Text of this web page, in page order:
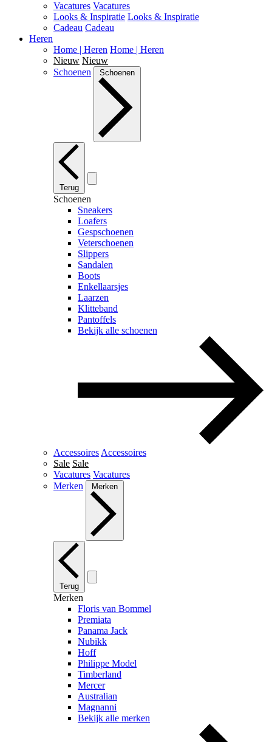
Vacatures Vacatures
Looks & Inspiratie Looks & Inspiratie
Cadeau Cadeau
Heren
Home | Heren Home | Heren
Nieuw Nieuw
Schoenen
Schoenen
Terug
Schoenen
Sneakers
Loafers
Gespschoenen
Veterschoenen
Slippers
Sandalen
Boots
Enkellaarsjes
Laarzen
Klitteband
Pantoffels
Bekijk alle schoenen
Accessoires Accessoires
Sale Sale
Vacatures Vacatures
Merken
Merken
Terug
Merken
Floris van Bommel
Premiata
Panama Jack
Nubikk
Hoff
Philippe Model
Timberland
Mercer
Australian
Magnanni
Bekijk alle merken